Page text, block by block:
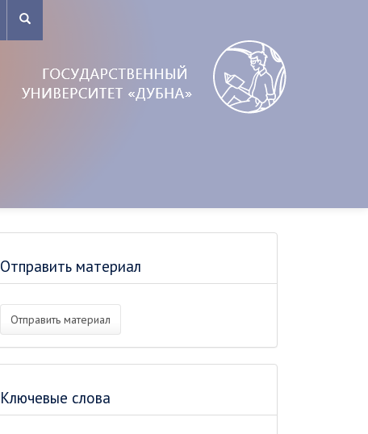
Отправить материал
Отправить материал
Ключевые слова